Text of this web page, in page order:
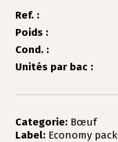
Ref. :
Poids :
Cond. :
Unités par bac :
Categorie: Bœuf
Label: Economy pack